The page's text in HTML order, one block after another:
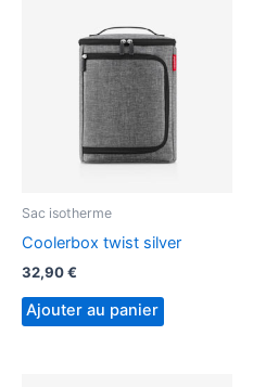
Sac isotherme
Coolerbox twist silver
32,90€
Ajouter au panier